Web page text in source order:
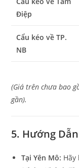
Điệp
Cẩu kéo về TP.
NB
(Giá trên chưa bao
gần).
5. Hướng
Tại Yên Mô: Hãy